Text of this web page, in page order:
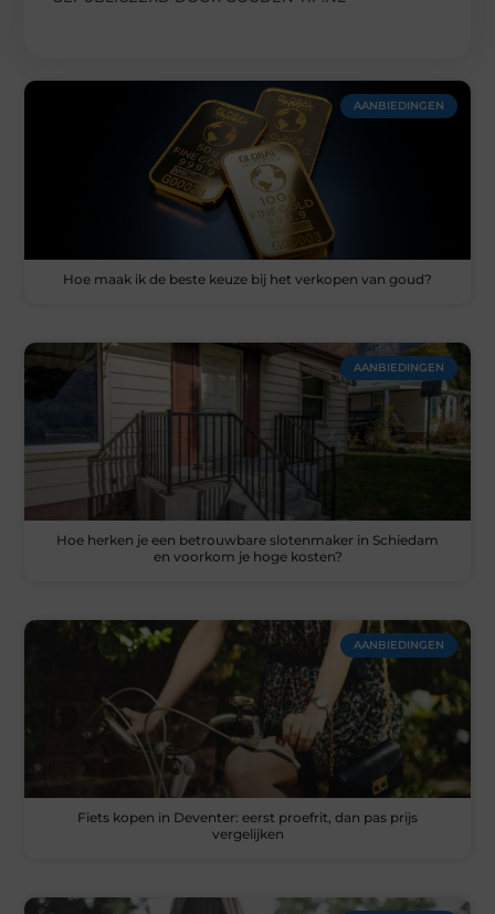
AANBIEDINGEN
Hoe maak ik de beste keuze bij het verkopen van goud?
AANBIEDINGEN
Hoe herken je een betrouwbare slotenmaker in Schiedam
en voorkom je hoge kosten?
AANBIEDINGEN
Fiets kopen in Deventer: eerst proefrit, dan pas prijs
vergelijken